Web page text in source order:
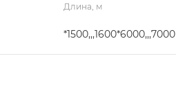
Длина, м
*1500,,,1600*6000,,,7000